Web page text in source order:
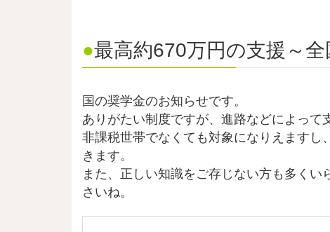
●最高約670万円の支援～
国の奨学金のお知らせです。
ありがたい制度ですが、進路などによって
非課税世帯でなくても対象になりえますし
きます。
また、正しい知識をご存じない方も多く
さいね。